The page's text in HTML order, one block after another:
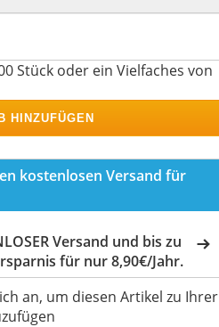
Stück oder ein Vielfaches von
HINZUFÜGEN
kostenlosen Versand für
Versand und bis zu
für nur 8,90€/Jahr.
an, um diesen Artikel zu Ihrer